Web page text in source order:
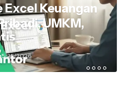
Excel Keuangan
UMKM,
5/25/2026